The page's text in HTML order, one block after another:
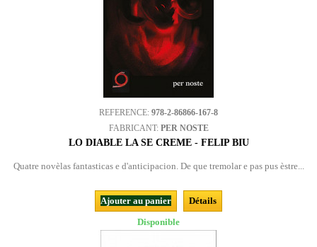
REFERENCE: 978-2-86866-167-8
FABRICANT: PER NOSTE
LO DIABLE LA SE CREME - FELIP BIU
Quatre novèlas fantasticas e d'anticipacion. De que tremolar e pas pus èstre...
Ajouter au panier
Détails
Disponible